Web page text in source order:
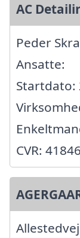
AC
Peder
Ansatte:
Startdato:
CVR: